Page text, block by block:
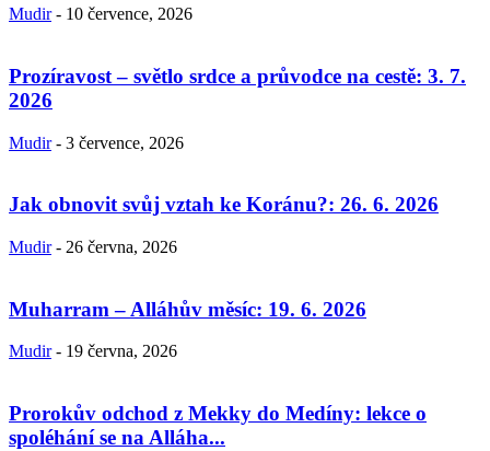
Mudir - 10 července, 2026
Prozíravost – světlo srdce a průvodce na cestě: 3. 7.
2026
Mudir - 3 července, 2026
Jak obnovit svůj vztah ke Koránu?: 26. 6. 2026
Mudir - 26 června, 2026
Muharram – Alláhův měsíc: 19. 6. 2026
Mudir - 19 června, 2026
Prorokův odchod z Mekky do Medíny: lekce o
spoléhání se na Alláha...